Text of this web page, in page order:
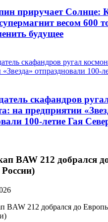
приручает Солнце:
весом 600
будущее
скафандров
на предприятии
100-летие Гая
BAW 212 добрался